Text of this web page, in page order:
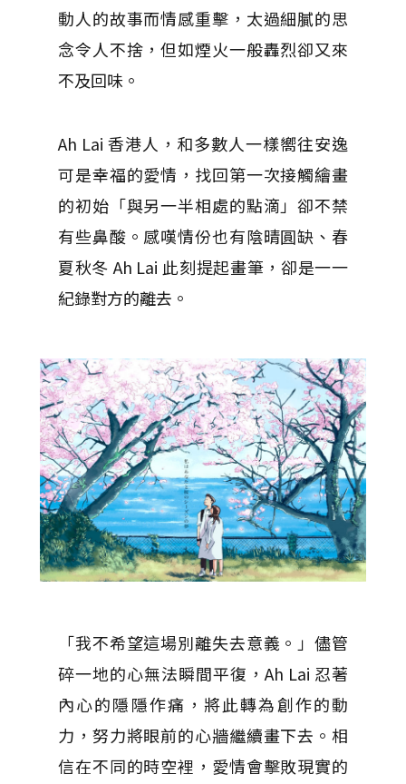
動人的故事而情感重擊，太過細膩的思
念令人不捨，但如煙火一般轟烈卻又來
不及回味。
Ah Lai 香港人，和多數人一樣嚮往安逸
可是幸福的愛情，找回第一次接觸繪畫
的初始「與另一半相處的點滴」卻不禁
有些鼻酸。感嘆情份也有陰晴圓缺、春
夏秋冬 Ah Lai 此刻提起畫筆，卻是一一
紀錄對方的離去。
「我不希望這場別離失去意義。」儘管
碎一地的心無法瞬間平復，Ah Lai 忍著
內心的隱隱作痛，將此轉為創作的動
力，努力將眼前的心牆繼續畫下去。相
信在不同的時空裡，愛情會擊敗現實的